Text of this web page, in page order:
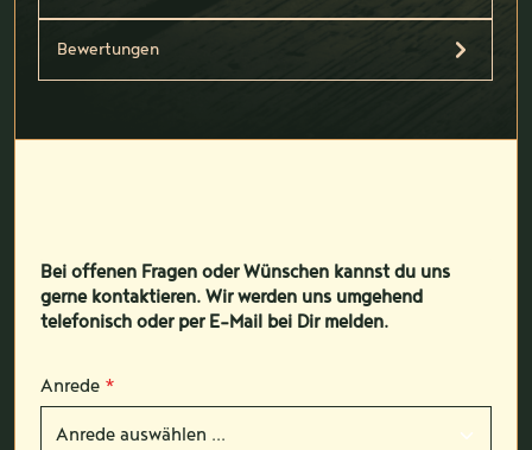
Bewertungen
Bei offenen Fragen oder Wünschen kannst du uns
gerne kontaktieren. Wir werden uns umgehend
telefonisch oder per E-Mail bei Dir melden.
Anrede *